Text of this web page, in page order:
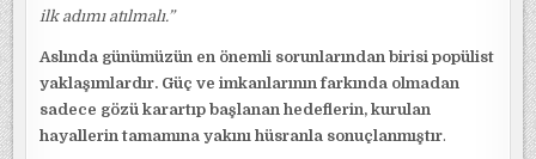
ilk adımı atılmalı.”
Aslında günümüzün en önemli sorunlarından birisi popülist
yaklaşımlardır. Güç ve imkanlarının farkında olmadan
sadece gözü karartıp başlanan hedeflerin, kurulan
hayallerin tamamına yakını hüsranla sonuçlanmıştır.